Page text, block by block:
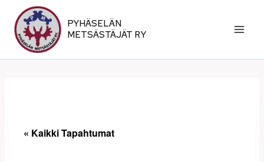
sisältöön
PYHÄSELÄN
METSÄSTÄJÄT RY
« Kaikki Tapahtumat